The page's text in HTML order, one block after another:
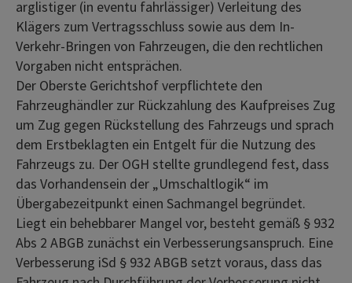
arglistiger (in eventu fahrlässiger) Verleitung des
Klägers zum Vertragsschluss sowie aus dem In-
Verkehr-Bringen von Fahrzeugen, die den rechtlichen
Vorgaben nicht entsprächen.
Der Oberste Gerichtshof verpflichtete den
Fahrzeughändler zur Rückzahlung des Kaufpreises Zug
um Zug gegen Rückstellung des Fahrzeugs und sprach
dem Erstbeklagten ein Entgelt für die Nutzung des
Fahrzeugs zu. Der OGH stellte grundlegend fest, dass
das Vorhandensein der „Umschaltlogik“ im
Übergabezeitpunkt einen Sachmangel begründet.
Liegt ein behebbarer Mangel vor, besteht gemäß § 932
Abs 2 ABGB zunächst ein Verbesserungsanspruch. Eine
Verbesserung iSd § 932 ABGB setzt voraus, dass das